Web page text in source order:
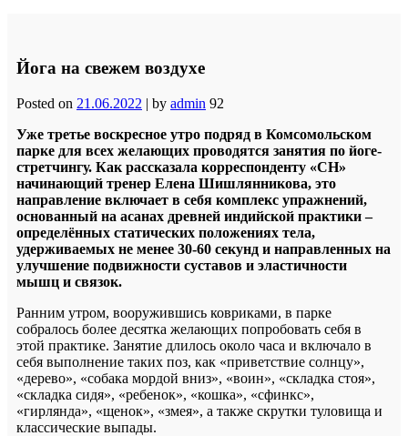
Йога на свежем воздухе
Posted on 21.06.2022 | by admin 92
Уже третье воскресное утро подряд в Комсомольском
парке для всех желающих проводятся занятия по йоге-
стретчингу. Как рассказала корреспонденту «СН»
начинающий тренер Елена Шишлянникова, это
направление включает в себя комплекс упражнений,
основанный на асанах древней индийской практики –
определённых статических положениях тела,
удерживаемых не менее 30-60 секунд и направленных на
улучшение подвижности суставов и эластичности
мышц и связок.
Ранним утром, вооружившись ковриками, в парке
собралось более десятка желающих попробовать себя в
этой практике. Занятие длилось около часа и включало в
себя выполнение таких поз, как «приветствие солнцу»,
«дерево», «собака мордой вниз», «воин», «складка стоя»,
«складка сидя», «ребенок», «кошка», «сфинкс»,
«гирлянда», «щенок», «змея», а также скрутки туловища и
классические выпады.